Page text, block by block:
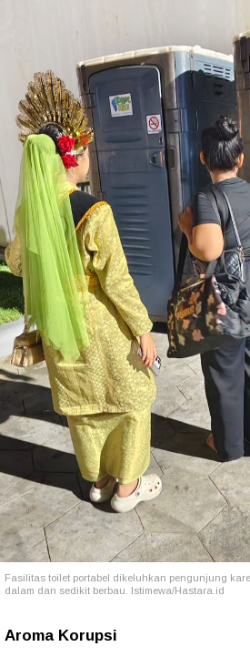
Fasilitas toilet portabel dikeluhkan pengunjung
dalam dan sedikit berbau. Istimewa/Hastara.id
Aroma Korupsi